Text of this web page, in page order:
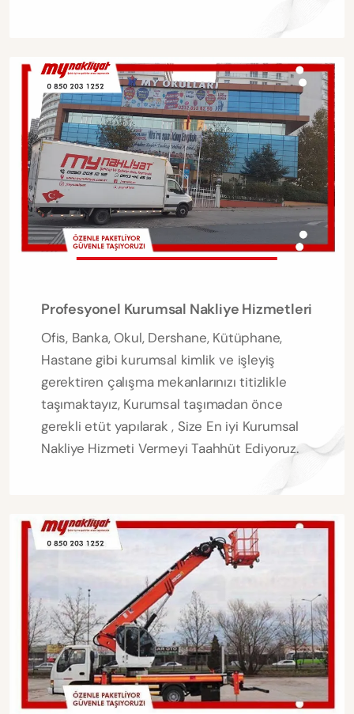
Profesyonel Kurumsal Nakliye Hizmetleri
Ofis, Banka, Okul, Dershane, Kütüphane,
Hastane gibi kurumsal kimlik ve işleyiş
gerektiren çalışma mekanlarınızı titizlikle
taşımaktayız, Kurumsal taşımadan önce
gerekli etüt yapılarak , Size En iyi Kurumsal
Nakliye Hizmeti Vermeyi Taahhüt Ediyoruz.